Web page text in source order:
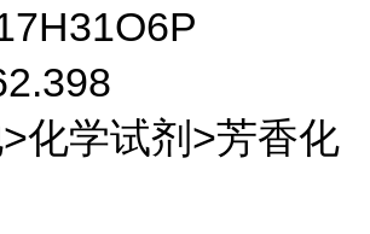
化学试剂>芳香化